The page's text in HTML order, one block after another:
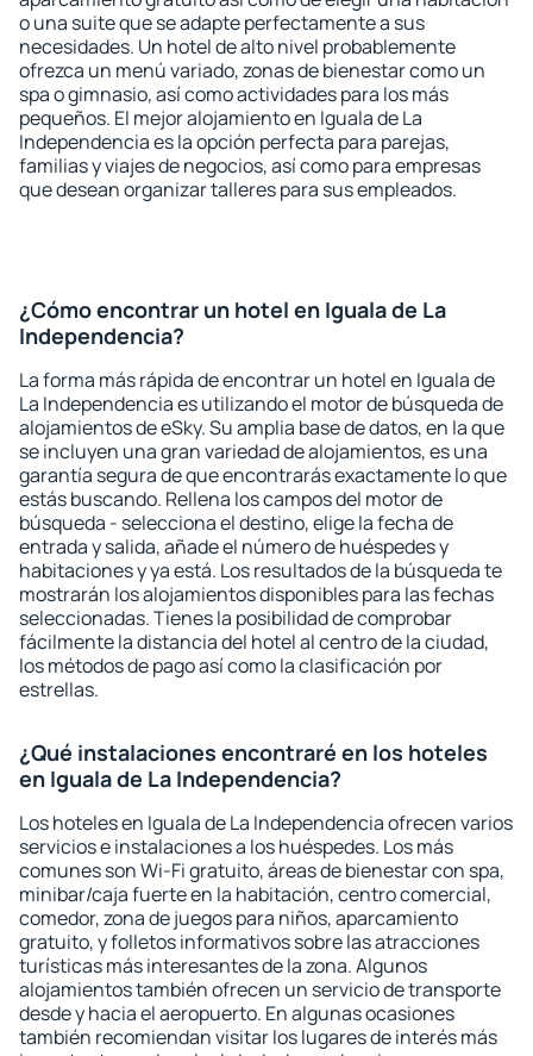
o una suite que se adapte perfectamente a sus
necesidades. Un hotel de alto nivel probablemente
ofrezca un menú variado, zonas de bienestar como un
spa o gimnasio, así como actividades para los más
pequeños. El mejor alojamiento en Iguala de La
Independencia es la opción perfecta para parejas,
familias y viajes de negocios, así como para empresas
que desean organizar talleres para sus empleados.
¿Cómo encontrar un hotel en Iguala de La
Independencia?
La forma más rápida de encontrar un hotel en Iguala de
La Independencia es utilizando el motor de búsqueda de
alojamientos de eSky. Su amplia base de datos, en la que
se incluyen una gran variedad de alojamientos, es una
garantía segura de que encontrarás exactamente lo que
estás buscando. Rellena los campos del motor de
búsqueda - selecciona el destino, elige la fecha de
entrada y salida, añade el número de huéspedes y
habitaciones y ya está. Los resultados de la búsqueda te
mostrarán los alojamientos disponibles para las fechas
seleccionadas. Tienes la posibilidad de comprobar
fácilmente la distancia del hotel al centro de la ciudad,
los métodos de pago así como la clasificación por
estrellas.
¿Qué instalaciones encontraré en los hoteles
en Iguala de La Independencia?
Los hoteles en Iguala de La Independencia ofrecen varios
servicios e instalaciones a los huéspedes. Los más
comunes son Wi-Fi gratuito, áreas de bienestar con spa,
minibar/caja fuerte en la habitación, centro comercial,
comedor, zona de juegos para niños, aparcamiento
gratuito, y folletos informativos sobre las atracciones
turísticas más interesantes de la zona. Algunos
alojamientos también ofrecen un servicio de transporte
desde y hacia el aeropuerto. En algunas ocasiones
también recomiendan visitar los lugares de interés más